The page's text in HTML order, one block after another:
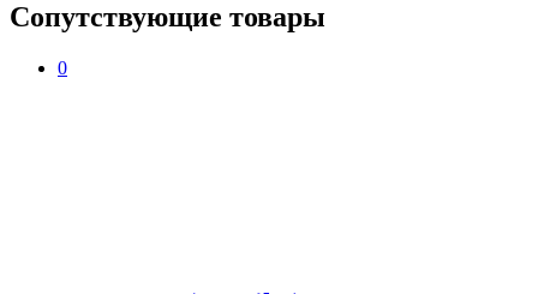
Сопутствующие товары
0